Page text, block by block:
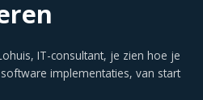
IT-consultant, je zien hoe je
implementaties, van start